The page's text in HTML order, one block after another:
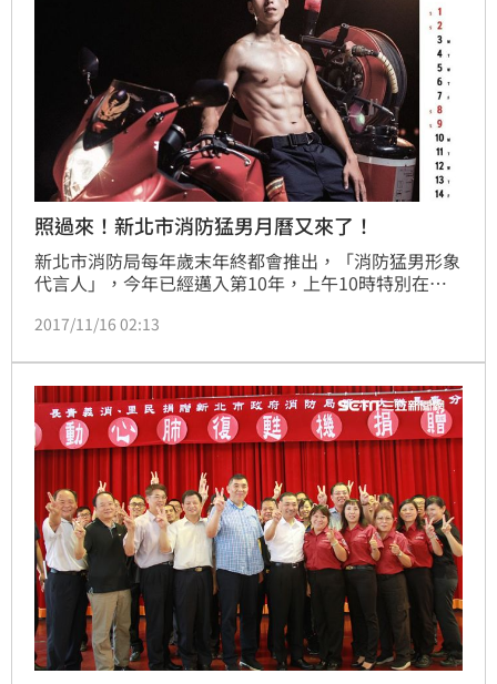
照過來！新北市消防猛男月曆又來了！
新北市消防局每年歲末年終都會推出，「消防猛男形象
代言人」，今年已經邁入第10年，上午10時特別在市
防分隊的消防猛男齊聚現場造勢宣傳，並帶來一連串的
會」合作，今天活動現場，推出捐30張發票就能兌換猛
男月曆的公益活動。30本的月曆，一下子就被換光光。
2017/11/16 02:13